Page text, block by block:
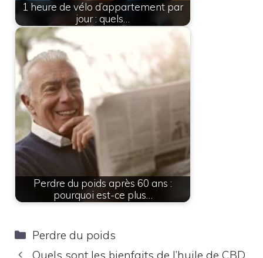
1 heure de vélo d’appartement par
jour : quels…
Perdre du poids après 60 ans :
pourquoi est-ce plus…
Catégories
Perdre du poids
Quels sont les bienfaits de l’huile de CBD